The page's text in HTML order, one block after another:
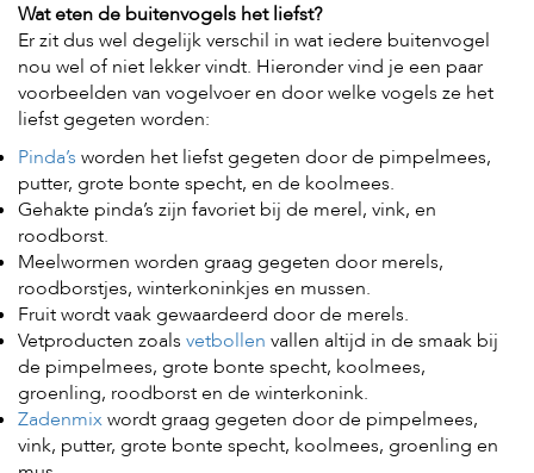
H
o
n
d
e
n
K
a
t
t
e
n
K
n
a
a
g
d
i
Wat eten de buitenvogels het liefst?
Er zit dus wel degelijk verschil in wat iedere buitenvogel
nou wel of niet lekker vindt. Hieronder vind je een paar
voorbeelden van vogelvoer en door welke vogels ze het
liefst gegeten worden:
Pinda’s worden het liefst gegeten door de pimpelmees,
putter, grote bonte specht, en de koolmees.
Gehakte pinda’s zijn favoriet bij de merel, vink, en
roodborst.
Meelwormen worden graag gegeten door merels,
roodborstjes, winterkoninkjes en mussen.
Fruit wordt vaak gewaardeerd door de merels.
Vetproducten zoals vetbollen vallen altijd in de smaak bij
de pimpelmees, grote bonte specht, koolmees,
groenling, roodborst en de winterkonink.
Zadenmixwordt graag gegeten door de pimpelmees,
vink, putter, grote bonte specht, koolmees, groenling en